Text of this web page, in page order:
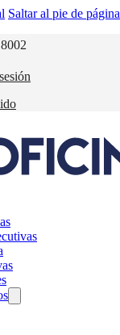
Saltar al pie de página